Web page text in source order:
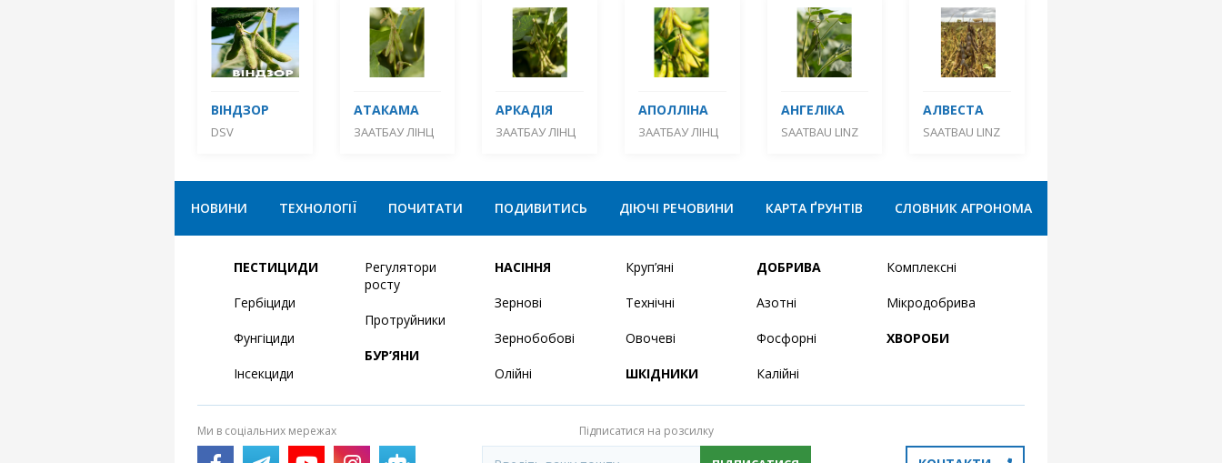
ВІНДЗОР
DSV
АТАКАМА
ЗААТБАУ ЛІНЦ
АРКАДІЯ
ЗААТБАУ ЛІНЦ
АПОЛЛІНА
ЗААТБАУ ЛІНЦ
АНГЕЛІКА
SAATBAU LINZ
АЛВЕСТА
SAATBAU LINZ
НОВИНИ ТЕХНОЛОГІЇ ПОЧИТАТИ ПОДИВИТИСЬ ДІЮЧІ РЕЧОВИНИ КАРТА ҐРУНТІВ СЛОВНИК АГРОНОМА
ПЕСТИЦИДИ
Гербіциди
Фунгіциди
Інсекциди
Регулятори
росту
Протруйники
БУР’ЯНИ
НАСІННЯ
Зернові
Зернобобові
Олійні
Круп’яні
Технічні
Овочеві
ШКІДНИКИ
ДОБРИВА
Азотні
Фосфорні
Калійні
Комплексні
Мікродобрива
ХВОРОБИ
Ми в соціальних мережах Підписатися на розсилку